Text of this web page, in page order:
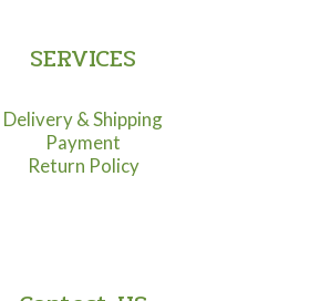
SERVICES
Delivery & Shipping
Payment
Return Policy